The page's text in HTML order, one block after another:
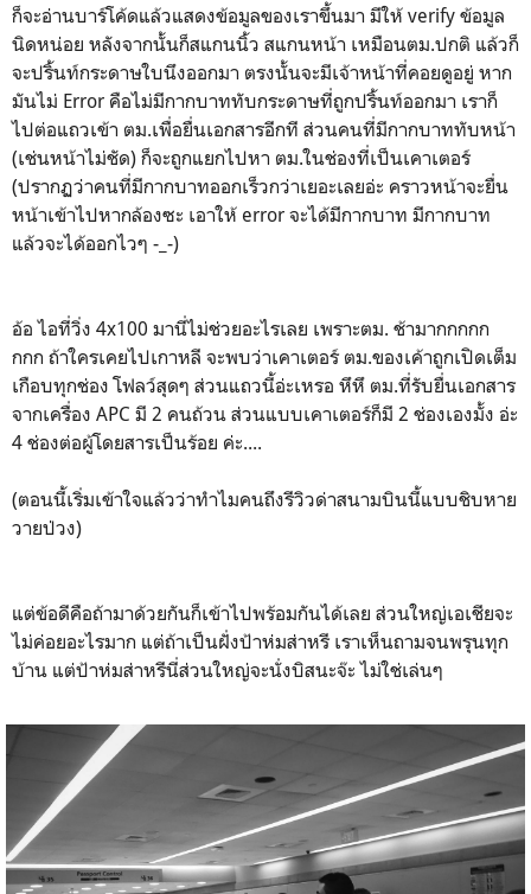
ก็จะอ่านบาร์โค้ดแล้วแสดงข้อมูลของเราขึ้นมา มีให้ verify ข้อมูล
นิดหน่อย หลังจากนั้นก็สแกนนิ้ว สแกนหน้า เหมือนตม.ปกติ แล้วก็
จะปริ้นท์กระดาษใบนึงออกมา ตรงนั้นจะมีเจ้าหน้าที่คอยดูอยู่ หาก
มันไม่ Error คือไม่มีกากบาททับกระดาษที่ถูกปริ้นท์ออกมา เราก็
ไปต่อแถวเข้า ตม.เพื่อยื่นเอกสารอีกที ส่วนคนที่มีกากบาททับหน้า
(เช่นหน้าไม่ชัด) ก็จะถูกแยกไปหา ตม.ในช่องที่เป็นเคาเตอร์
(ปรากฏว่าคนที่มีกากบาทออกเร็วกว่าเยอะเลยอ่ะ คราวหน้าจะยื่น
หน้าเข้าไปหากล้องซะ เอาให้ error จะได้มีกากบาท มีกากบาท
แล้วจะได้ออกไวๆ -_-)
อ้อ ไอที่วิ่ง 4x100 มานี่ไม่ช่วยอะไรเลย เพราะตม. ช้ามากกกกก
กกก ถ้าใครเคยไปเกาหลี จะพบว่าเคาเตอร์ ตม.ของเค้าถูกเปิดเต็ม
เกือบทุกช่อง โฟลว์สุดๆ ส่วนแถวนี้อ่ะเหรอ หึหึ ตม.ที่รับยื่นเอกสาร
จากเครื่อง APC มี 2 คนถ้วน ส่วนแบบเคาเตอร์ก็มี 2 ช่องเองมั้ง อ่ะ
4 ช่องต่อผู้โดยสารเป็นร้อย ค่ะ....
(ตอนนี้เริ่มเข้าใจแล้วว่าทำไมคนถึงรีวิวด่าสนามบินนี้แบบชิบหาย
วายป่วง)
แต่ข้อดีคือถ้ามาด้วยกันก็เข้าไปพร้อมกันได้เลย ส่วนใหญ่เอเชียจะ
ไม่ค่อยอะไรมาก แต่ถ้าเป็นฝั่งป้าห่มส่าหรี เราเห็นถามจนพรุนทุก
บ้าน แต่ป้าห่มส่าหรีนี่ส่วนใหญ่จะนั่งบิสนะจ๊ะ ไม่ใช่เล่นๆ